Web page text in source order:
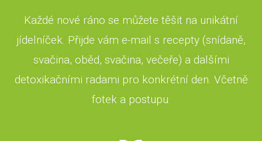
Každé nové ráno se můžete těšit na unikátní
jídelníček. Přijde vám e-mail s recepty (snídaně,
svačina, oběd, svačina, večeře) a dalšími
detoxikačními radami pro konkrétní den. Včetně
fotek a postupu.